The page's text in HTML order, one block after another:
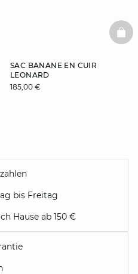
SAC BANANE EN CUIR
LEONARD
185,00 €
bis Freitag
Hause ab 150 €